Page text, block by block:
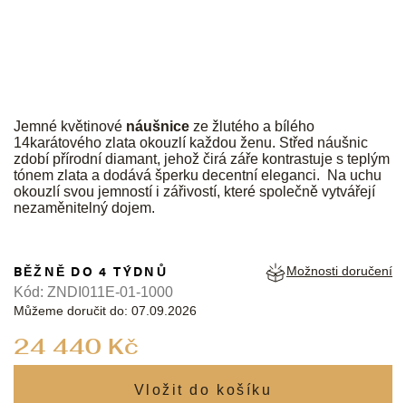
Jemné květinové náušnice ze žlutého a bílého
14karátového zlata okouzlí každou ženu. Střed náušnic
zdobí přírodní diamant, jehož čirá záře kontrastuje s teplým
tónem zlata a dodává šperku decentní eleganci. Na uchu
okouzlí svou jemností i zářivostí, které společně vytvářejí
nezaměnitelný dojem.
24 440 Kč
BĚŽNĚ DO 4 TÝDNŮ
Můžeme doručit do: 07.09.2026
Možnosti doručení
Kód: ZNDI011E-01-1000